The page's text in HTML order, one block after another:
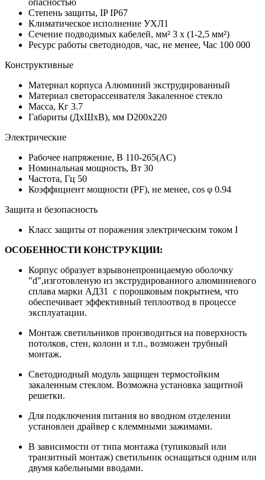
Степень защиты, IPIP67
Климатическое исполнение УХЛ1
Сечение подводимых кабелей, мм² 3 х (1-2,5 мм²)
Ресурс работы светодиодов, час, не менее, Час 100 000
Конструктивные
Материал корпуса Алюминий экструдированный
Материал светорассеивателя Закаленное стекло
Масса, Кг 3.7
Габариты (ДхШхВ), мм D200x220
Электрические
Рабочее напряжение, В 110-265(AC)
Номинальная мощность, Вт 30
Частота, Гц 50
Коэффициент мощности (PF), не менее, cos φ 0.94
Защита и безопасность
Класс защиты от поражения электрическим током I
ОСОБЕННОСТИ КОНСТРУКЦИИ:
Корпус образует взрывонепроницаемую оболочку
"d",изготовленую из экструдированного алюминиевого
сплава марки АД31 с порошковым покрытием, что
обеспечивает эффективный теплоотвод в процессе
эксплуатации.
Монтаж светильников производиться на поверхность
потолков, стен, колонн и т.п., возможен трубный
монтаж.
Светодиодный модуль защищен термостойким
закаленным стеклом. Возможна установка защитной
решетки.
Для подключения питания во вводном отделении
установлен драйвер с клеммными зажимами.
В зависимости от типа монтажа (тупиковый или
транзитный монтаж) светильник оснащаться одним или
двумя кабельными вводами.